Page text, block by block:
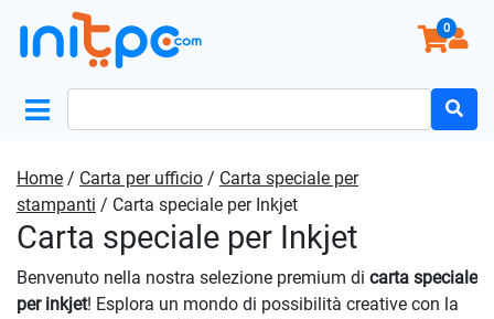
0
Home / Carta per ufficio / Carta speciale per
stampanti / Carta speciale per Inkjet
Carta speciale per Inkjet
Benvenuto nella nostra selezione premium di carta speciale
per inkjet! Esplora un mondo di possibilità creative con la